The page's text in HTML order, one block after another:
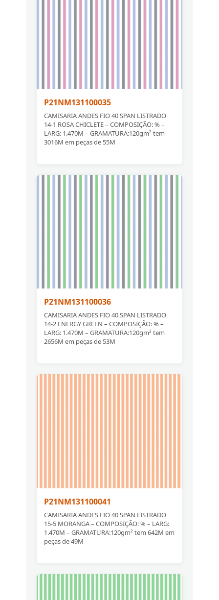
P21NM131100035
CAMISARIA ANDES FIO 40 SPAN LISTRADO
14-1 ROSA CHICLETE – COMPOSIÇÃO: % –
LARG: 1.470M – GRAMATURA:120gm² tem
3016M em peças de 55M
P21NM131100036
CAMISARIA ANDES FIO 40 SPAN LISTRADO
14-2 ENERGY GREEN – COMPOSIÇÃO: % –
LARG: 1.470M – GRAMATURA:120gm² tem
2656M em peças de 53M
P21NM131100041
CAMISARIA ANDES FIO 40 SPAN LISTRADO
15-5 MORANGA – COMPOSIÇÃO: % – LARG:
1.470M – GRAMATURA:120gm² tem 642M em
peças de 49M